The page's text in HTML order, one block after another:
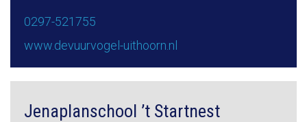
0297-521755
www.devuurvogel-uithoorn.nl
Jenaplanschool ’t Startnest